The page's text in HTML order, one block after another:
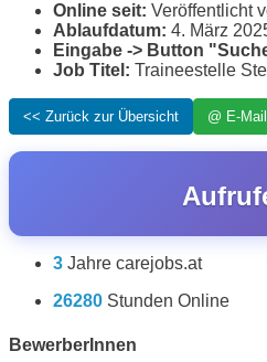
Online seit: Veröffentlicht
Ablaufdatum: 4. März
Eingabe -> Button
Job Titel: Traineestelle
3 Jahre carejobs.at
26280 Stunden Online
BewerberInnen